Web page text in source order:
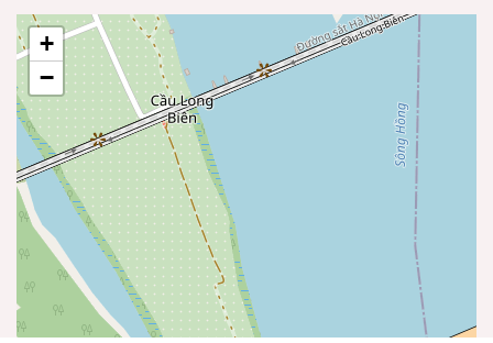
+
−